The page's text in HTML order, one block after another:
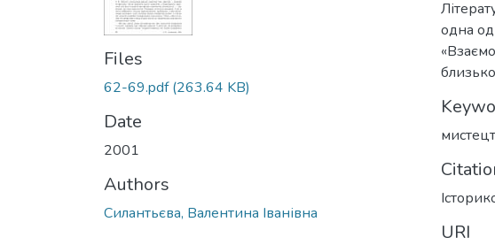
Files
62-69.pdf(263.64 KB)
Date
2001
Authors
Силантьєва, Валентина Іванівна
одна
URI